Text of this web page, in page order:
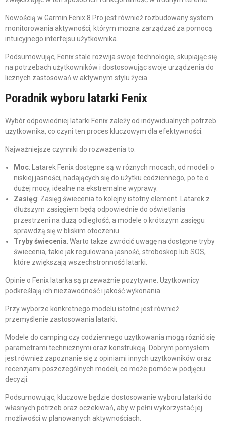
Nowością w Garmin Fenix 8 Pro jest również rozbudowany system
monitorowania aktywności, którym można zarządzać za pomocą
intuicyjnego interfejsu użytkownika.
Podsumowując, Fenix stale rozwija swoje technologie, skupiając się
na potrzebach użytkowników i dostosowując swoje urządzenia do
licznych zastosowań w aktywnym stylu życia.
Poradnik wyboru latarki Fenix
Wybór odpowiedniej latarki Fenix zależy od indywidualnych potrzeb
użytkownika, co czyni ten proces kluczowym dla efektywności.
Najważniejsze czynniki do rozważenia to:
Moc: Latarek Fenix dostępne są w różnych mocach, od modeli o
niskiej jasności, nadających się do użytku codziennego, po te o
dużej mocy, idealne na ekstremalne wyprawy.
Zasięg: Zasięg świecenia to kolejny istotny element. Latarek z
dłuższym zasięgiem będą odpowiednie do oświetlania
przestrzeni na dużą odległość, a modele o krótszym zasięgu
sprawdzą się w bliskim otoczeniu.
Tryby świecenia: Warto także zwrócić uwagę na dostępne tryby
świecenia, takie jak regulowana jasność, stroboskop lub SOS,
które zwiększają wszechstronność latarki.
Opinie o Fenix latarka są przeważnie pozytywne. Użytkownicy
podkreślają ich niezawodność i jakość wykonania.
Przy wyborze konkretnego modelu istotne jest również
przemyślenie zastosowania latarki.
Modele do camping czy codziennego użytkowania mogą różnić się
parametrami technicznymi oraz konstrukcją. Dobrym pomysłem
jest również zapoznanie się z opiniami innych użytkowników oraz
recenzjami poszczególnych modeli, co może pomóc w podjęciu
decyzji.
Podsumowując, kluczowe będzie dostosowanie wyboru latarki do
własnych potrzeb oraz oczekiwań, aby w pełni wykorzystać jej
możliwości w planowanych aktywnościach.